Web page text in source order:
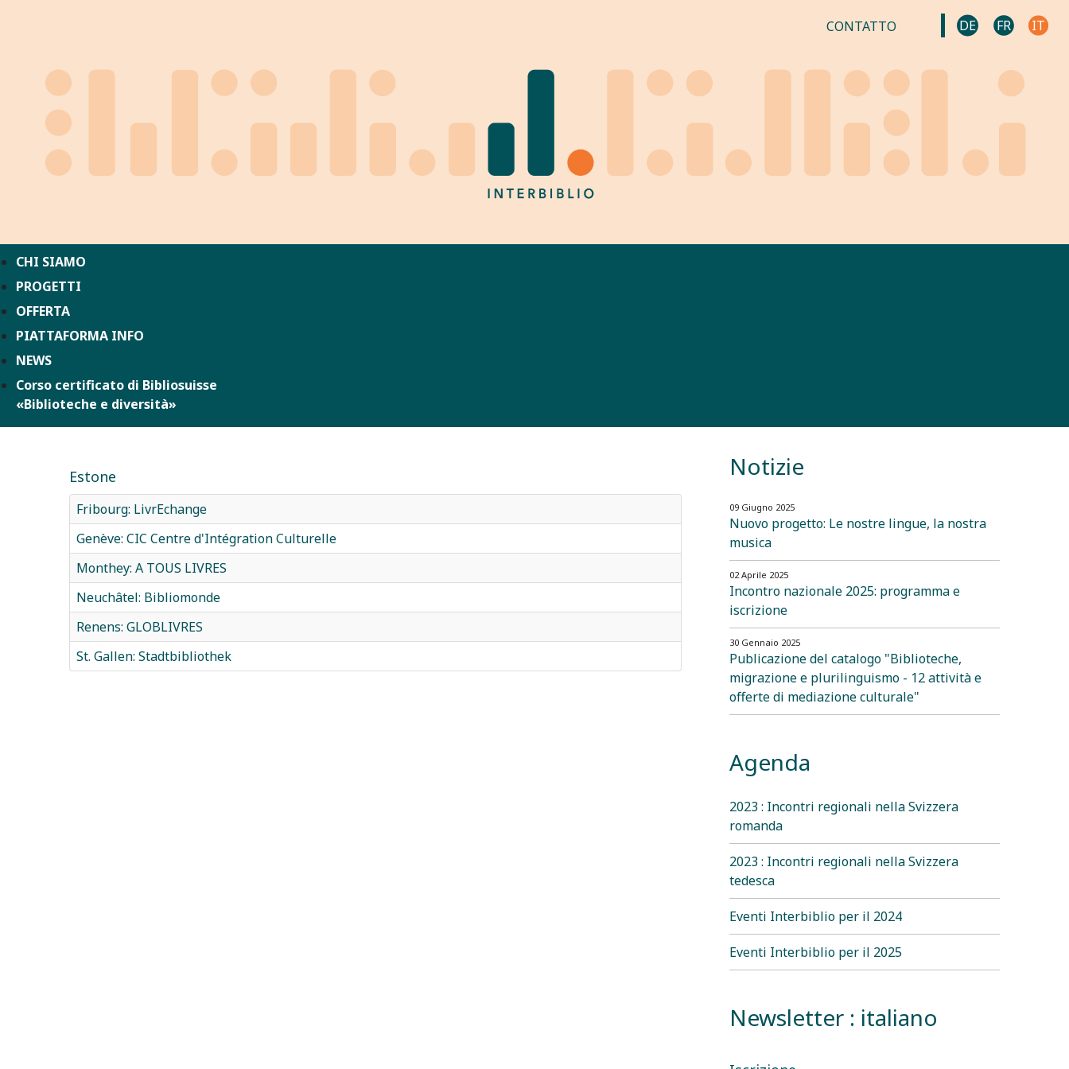
CONTATTO DE FR IT
CHI SIAMO
PROGETTI
OFFERTA
PIATTAFORMA INFO
NEWS
Corso certificato di Bibliosuisse
«Biblioteche e diversità»
Estone
Fribourg: LivrEchange
Genève: CIC Centre d'Intégration Culturelle
Monthey: A TOUS LIVRES
Neuchâtel: Bibliomonde
Renens: GLOBLIVRES
St. Gallen: Stadtbibliothek
Notizie
09 Giugno 2025
Nuovo progetto: Le nostre lingue, la nostra
musica
02 Aprile 2025
Incontro nazionale 2025: programma e
iscrizione
30 Gennaio 2025
Publicazione del catalogo "Biblioteche,
migrazione e plurilinguismo - 12 attività e
offerte di mediazione culturale"
Agenda
2023 : Incontri regionali nella Svizzera
romanda
2023 : Incontri regionali nella Svizzera
tedesca
Eventi Interbiblio per il 2024
Eventi Interbiblio per il 2025
Newsletter : italiano